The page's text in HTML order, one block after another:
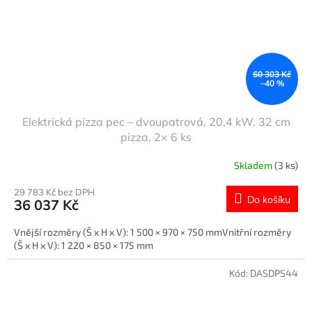
60 303 Kč
–40 %
Elektrická pizza pec – dvoupatrová, 20,4 kW, 32 cm
pizza, 2× 6 ks
Skladem(3 ks)
29 783 Kč bez DPH
36 037 Kč Do košíku
Vnější rozměry (Š x H x V): 1 500 × 970 × 750 mmVnitřní rozměry
(Š x H x V): 1 220 × 850 × 175 mm
Kód: DASDPS44